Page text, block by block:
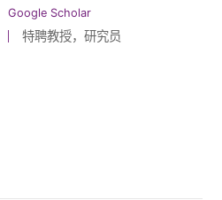
Google Scholar
特聘教授，研究员